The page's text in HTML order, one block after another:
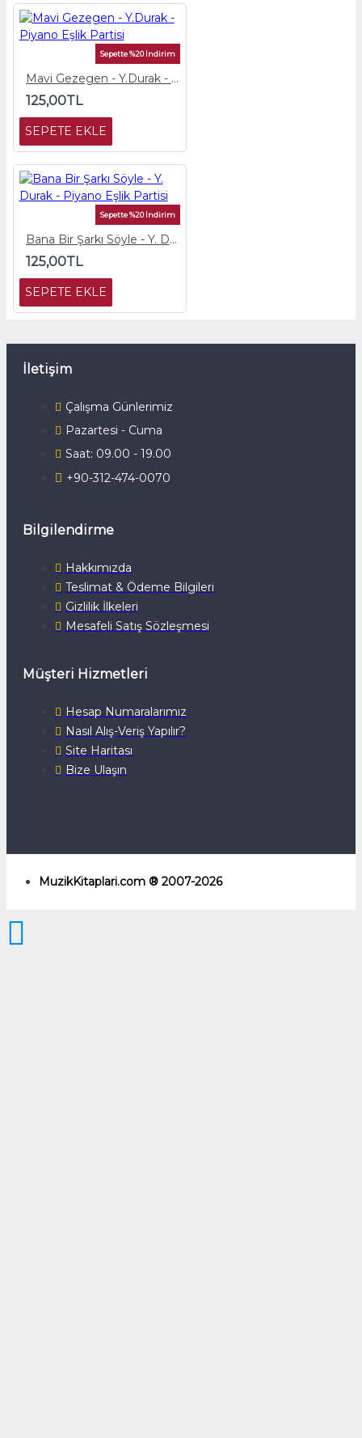
Sepette %20 İndirim
Mavi Gezegen - Y.Durak - Piyano Eşlik Partisi
125,00TL
SEPETE EKLE
Sepette %20 İndirim
Bana Bir Şarkı Söyle - Y. Durak - Piyano Eşlik Partisi
125,00TL
SEPETE EKLE
İletişim
Çalışma Günlerimiz
Pazartesi - Cuma
Saat: 09.00 - 19.00
+90-312-474-0070
Bilgilendirme
Hakkımızda
Teslimat & Ödeme Bilgileri
Gizlilik İlkeleri
Mesafeli Satış Sözleşmesi
Müşteri Hizmetleri
Hesap Numaralarımız
Nasıl Alış-Veriş Yapılır?
Site Haritası
Bize Ulaşın
MuzikKitaplari.com ® 2007-2026